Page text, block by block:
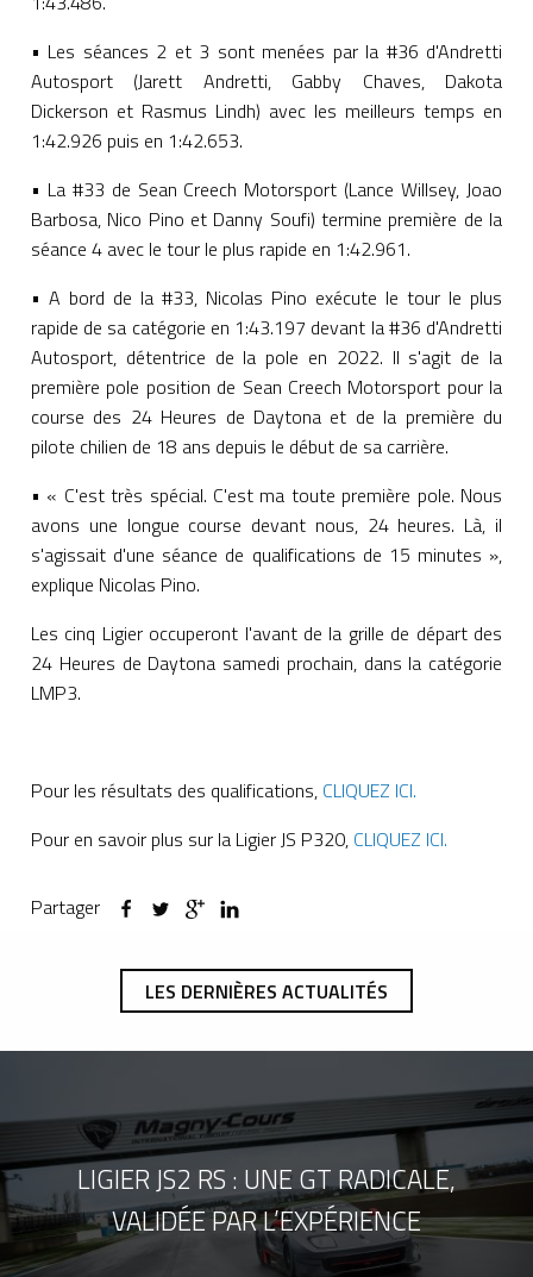
• Les séances 2 et 3 sont menées par la #36 d'Andretti
Autosport (Jarett Andretti, Gabby Chaves, Dakota
Dickerson et Rasmus Lindh) avec les meilleurs temps en
1:42.926 puis en 1:42.653.
• La #33 de Sean Creech Motorsport (Lance Willsey, Joao
Barbosa, Nico Pino et Danny Soufi) termine première de la
séance 4 avec le tour le plus rapide en 1:42.961.
• A bord de la #33, Nicolas Pino exécute le tour le plus
rapide de sa catégorie en 1:43.197 devant la #36 d'Andretti
Autosport, détentrice de la pole en 2022. Il s'agit de la
première pole position de Sean Creech Motorsport pour la
course des 24 Heures de Daytona et de la première du
pilote chilien de 18 ans depuis le début de sa carrière.
• « C'est très spécial. C'est ma toute première pole. Nous
avons une longue course devant nous, 24 heures. Là, il
s'agissait d'une séance de qualifications de 15 minutes »,
explique Nicolas Pino.
Les cinq Ligier occuperont l'avant de la grille de départ des
24 Heures de Daytona samedi prochain, dans la catégorie
LMP3.
Pour les résultats des qualifications, CLIQUEZ ICI.
Pour en savoir plus sur la Ligier JS P320, CLIQUEZ ICI.
Partager
LES DERNIÈRES ACTUALITÉS
LIGIER JS2 RS : UNE GT RADICALE,
VALIDÉE PAR L’EXPÉRIENCE